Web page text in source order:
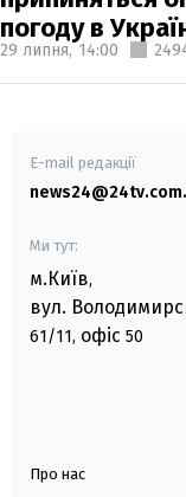
погоду в
29 липня, 14:00
E-mail редакції
Ми тут:
м.Київ,
вул.
61/11, офіс 50
Про нас